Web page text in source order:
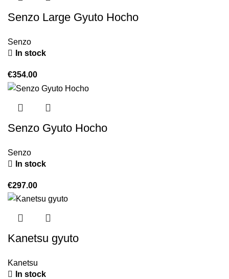
Senzo Large Gyuto Hocho
Senzo
In stock
€354.00
Senzo Gyuto Hocho
Senzo
In stock
€297.00
Kanetsu gyuto
Kanetsu
In stock